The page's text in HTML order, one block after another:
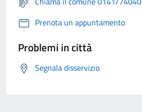
Prenota un appuntamento
Problemi in città
Segnala disservizio